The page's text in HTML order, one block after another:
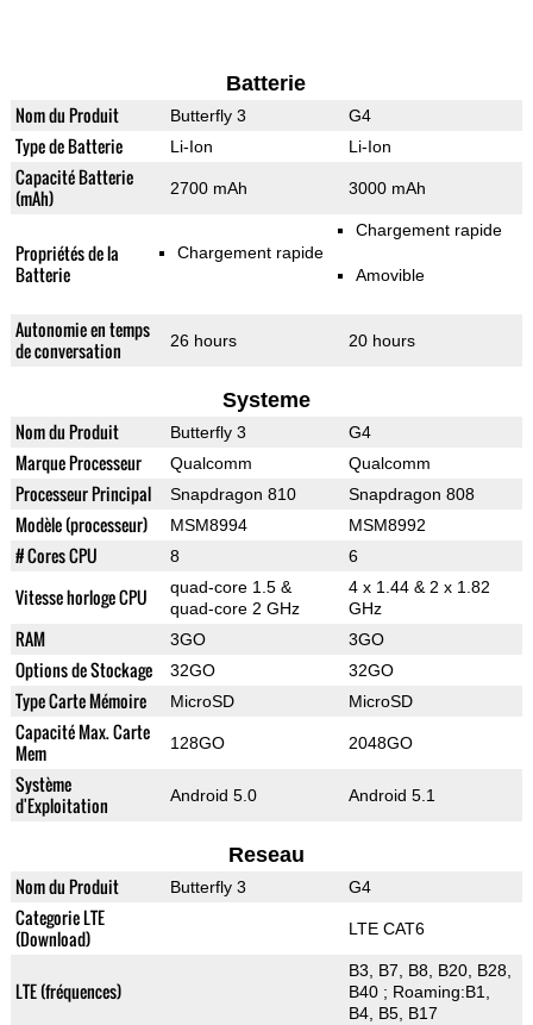
Batterie
Nom du Produit Butterfly 3 G4
Type de Batterie Li-Ion Li-Ion
Capacité Batterie
(mAh)
2700 mAh 3000 mAh
Propriétés de la
Batterie
Chargement rapide
Chargement rapide
Amovible
Autonomie en temps
de conversation
26 hours 20 hours
Systeme
Nom du Produit Butterfly 3 G4
Marque Processeur Qualcomm Qualcomm
Processeur Principal Snapdragon 810 Snapdragon 808
Modèle (processeur) MSM8994 MSM8992
# Cores CPU 8 6
Vitesse horloge CPU
quad-core 1.5 &
quad-core 2 GHz
4 x 1.44 & 2 x 1.82
GHz
RAM 3GO 3GO
Options de Stockage 32GO 32GO
Type Carte Mémoire MicroSD MicroSD
Capacité Max. Carte
Mem
128GO 2048GO
Système
d'Exploitation
Android 5.0 Android 5.1
Reseau
Nom du Produit Butterfly 3 G4
Categorie LTE
(Download)
LTE CAT6
LTE (fréquences)
B3, B7, B8, B20, B28,
B40 ; Roaming:B1,
B4, B5, B17